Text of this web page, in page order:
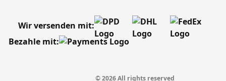
Wir versenden mit:
Bezahle mit:
© 2026 All rights reserved